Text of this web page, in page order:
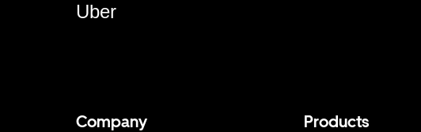
Uber
Company Products